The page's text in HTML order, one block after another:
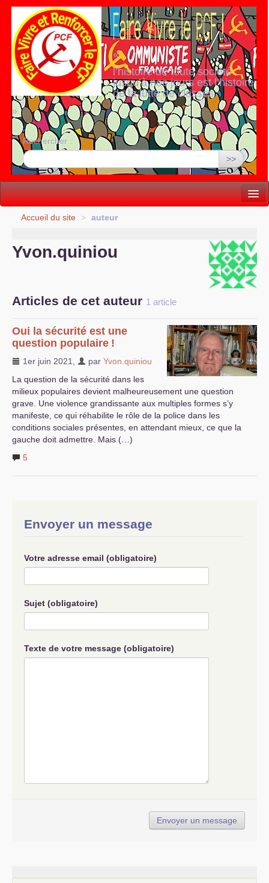
«
l’histoire de toute société
jusqu’à nos jours est l’histoire
de la lutte de classes
»
Rechercher :
>>
Vie politique
Internationale
Vie du site
Accueil du site > auteur
Yvon.quiniou
Articles de cet auteur 1 article
Oui la sécurité est une
question populaire !
1er juin 2021 par Yvon.quiniou
La question de la sécurité dans les
milieux populaires devient malheureusement une question
grave. Une violence grandissante aux multiples formes s’y
manifeste, ce qui réhabilite le rôle de la police dans les
conditions sociales présentes, en attendant mieux, ce que la
gauche doit admettre. Mais (…)
5
Envoyer un message
Votre adresse email (obligatoire)
Sujet (obligatoire)
Texte de votre message (obligatoire)